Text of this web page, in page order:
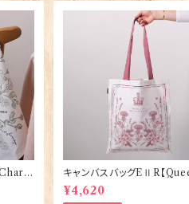
Egg
キャンバスバッグEⅡR【
izabethⅡ
Victoria Eggs 90332
¥4,620